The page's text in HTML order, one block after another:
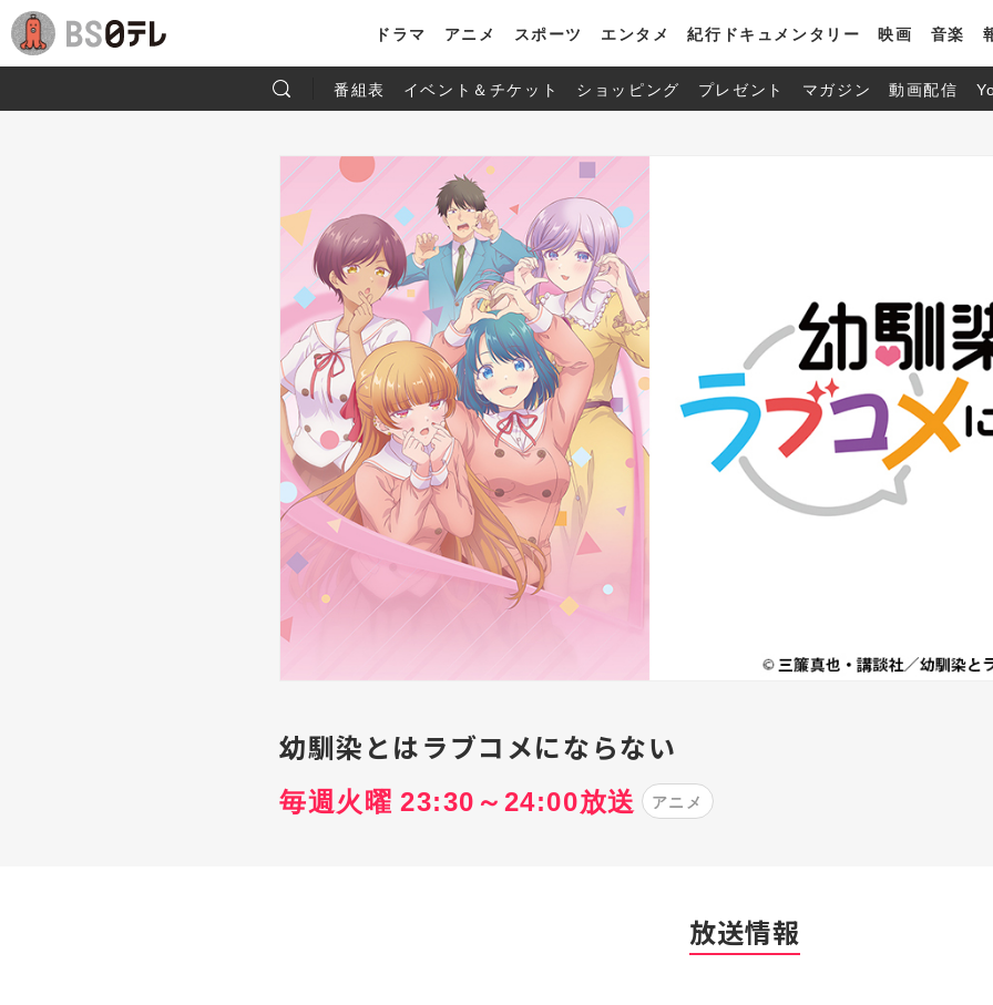
ドラマ アニメ スポーツ エンタメ 紀行ドキュメンタリー 映画 音楽
番組表 イベント＆チケット ショッピング プレゼント マガジン 動画配信
幼馴染とはラブコメにならない
毎週火曜 23:30～24:00放送
アニメ
放送情報